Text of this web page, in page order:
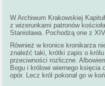
W Archiwum Krakowskiej
z wizerunkami patronów
Stanisława. Pochodzą one z
Również w kronice kronikarza
znaleźć taki, krótki zapis o królu
przeciwności rozliczne.
Bogu i królowi wiernego księcia
opór. Lecz król pokonał go w